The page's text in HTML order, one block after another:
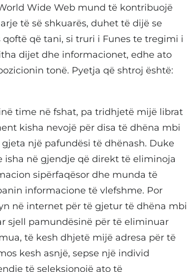
Wide Web mund të kontribuojë
të së shkuarës, duhet të dijë se
që tani, si truri i Funes te tregimi i
dijet dhe informacionet, edhe ato
tonë. Pyetja që shtroj është:
time në fshat, pa tridhjetë mijë librat
kisha nevojë për disa të dhëna mbi
një pafundësi të dhënash. Duke
në gjendje që direkt të eliminoja
sipërfaqësor dhe munda të
informacione të vlefshme. Por
në internet për të gjetur të dhëna mbi
sjell pamundësinë për të eliminuar
të kesh dhjetë mijë adresa për të
kesh asnjë, sepse një individ
të seleksionojë ato të